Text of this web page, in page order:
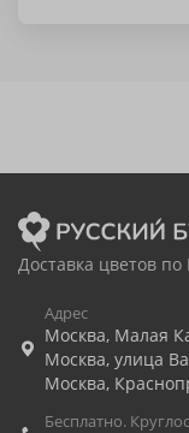
Доставка цветов
Адрес
Москва, Малая
Москва, улица
Москва,
Бесплатно.